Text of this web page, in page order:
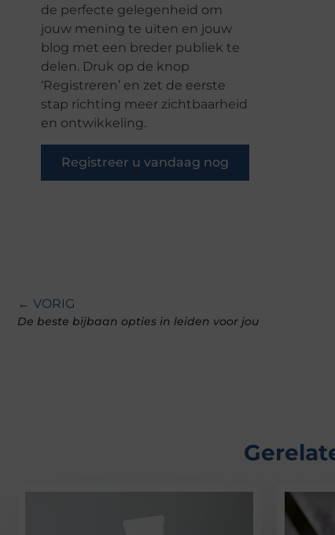
de perfecte gelegenheid om
jouw mening te uiten en jouw
blog met een breder publiek te
delen. Druk op de knop
‘Registreren’ en zet de eerste
stap richting meer zichtbaarheid
en ontwikkeling.
Registreer u vandaag nog
← VORIG
De beste bijbaan opties in leiden voor jou